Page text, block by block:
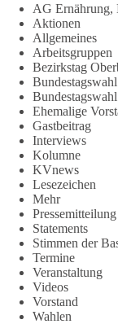
AG Ernährung,
Aktionen
Allgemeines
Arbeitsgruppen
Bezirkstag
Bundestagswahl
Ehemalige
Gastbeitrag
Interviews
Kolumne
KVnews
Lesezeichen
Mehr
Pressemitteilung
Statements
Stimmen der
Termine
Veranstaltung
Videos
Vorstand
Wahlen